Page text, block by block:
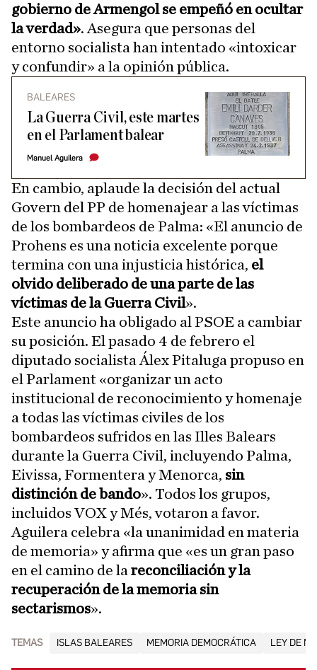
gobierno de Armengol se empeñó en ocultar
la verdad». Asegura que personas del
entorno socialista han intentado «intoxicar
y confundir» a la opinión pública.
BALEARES
La Guerra Civil, este martes
en el Parlament balear
Manuel Aguilera
En cambio, aplaude la decisión del actual
Govern del PP de homenajear a las víctimas
de los bombardeos de Palma: «El anuncio de
Prohens es una noticia excelente porque
termina con una injusticia histórica, el
olvido deliberado de una parte de las
víctimas de la Guerra Civil».
Este anuncio ha obligado al PSOE a cambiar
su posición. El pasado 4 de febrero el
diputado socialista Álex Pitaluga propuso en
el Parlament «organizar un acto
institucional de reconocimiento y homenaje
a todas las víctimas civiles de los
bombardeos sufridos en las Illes Balears
durante la Guerra Civil, incluyendo Palma,
Eivissa, Formentera y Menorca, sin
distinción de bando». Todos los grupos,
incluidos VOX y Més, votaron a favor.
Aguilera celebra «la unanimidad en materia
de memoria» y afirma que «es un gran paso
en el camino de la reconciliación y la
recuperación de la memoria sin
sectarismos».
TEMAS ISLAS BALEARES MEMORIA DEMOCRÁTICA LEY DE